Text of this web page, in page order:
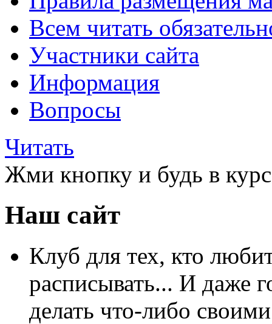
Всем читать
Участники сайта
Информация
Вопросы
Читать
Жми кнопку и будь в
Наш сайт
Клуб для тех, кто
расписывать... И даже
делать что-либо